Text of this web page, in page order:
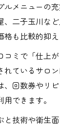
ルメニューの
、二子玉川な
も比較的抑え
ミで「仕上が
れているサロ
、回数券やリ
できます。
と技術や衛生